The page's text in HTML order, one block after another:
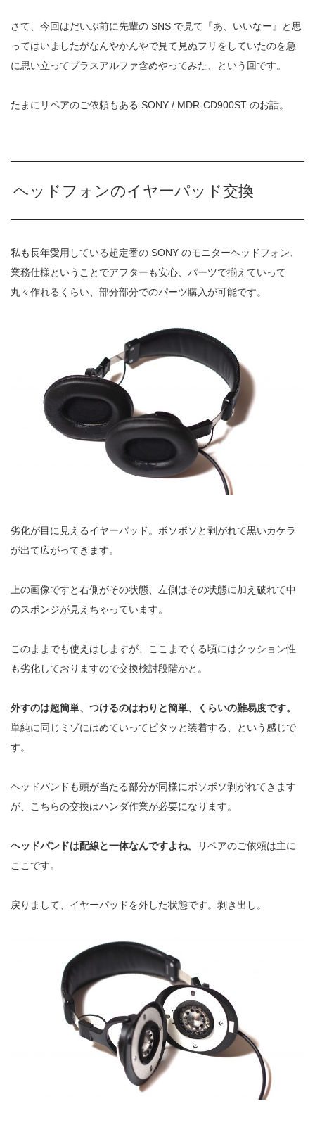
さて、今回はだいぶ前に先輩の SNS で見て『あ、いいなー』と思
ってはいましたがなんやかんやで見て見ぬフリをしていたのを急
に思い立ってプラスアルファ含めやってみた、という回です。
たまにリペアのご依頼もある SONY / MDR-CD900ST のお話。
ヘッドフォンのイヤーパッド交換
私も長年愛用している超定番の SONY のモニターヘッドフォン、
業務仕様ということでアフターも安心、パーツで揃えていって
丸々作れるくらい、部分部分でのパーツ購入が可能です。
劣化が目に見えるイヤーパッド。ボソボソと剥がれて黒いカケラ
が出て広がってきます。
上の画像ですと右側がその状態、左側はその状態に加え破れて中
のスポンジが見えちゃっています。
このままでも使えはしますが、ここまでくる頃にはクッション性
も劣化しておりますので交換検討段階かと。
外すのは超簡単、つけるのはわりと簡単、くらいの難易度です。
単純に同じミゾにはめていってピタッと装着する、という感じで
す。
ヘッドバンドも頭が当たる部分が同様にボソボソ剥がれてきます
が、こちらの交換はハンダ作業が必要になります。
ヘッドバンドは配線と一体なんですよね。
リペアのご依頼は主に
ここです。
戻りまして、イヤーパッドを外した状態です。剥き出し。